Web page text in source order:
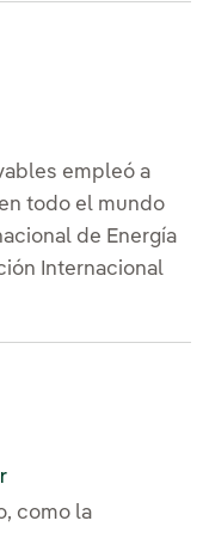
empleó a
todo el mundo
de Energía
Internacional
como la